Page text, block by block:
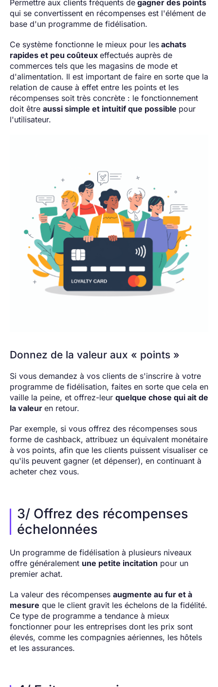
Permettre aux clients fréquents de gagner des points
qui se convertissent en récompenses est l'élément de
base d'un programme de fidélisation.
Ce système fonctionne le mieux pour les achats
rapides et peu coûteux effectués auprès de
commerces tels que les magasins de mode et
d'alimentation. Il est important de faire en sorte que la
relation de cause à effet entre les points et les
récompenses soit très concrète : le fonctionnement
doit être aussi simple et intuitif que possible pour
l'utilisateur.
Donnez de la valeur aux « points »
Si vous demandez à vos clients de s'inscrire à votre
programme de fidélisation, faites en sorte que cela en
vaille la peine, et offrez-leur quelque chose qui ait de
la valeur en retour.
Par exemple, si vous offrez des récompenses sous
forme de cashback, attribuez un équivalent monétaire
à vos points, afin que les clients puissent visualiser ce
qu'ils peuvent gagner (et dépenser), en continuant à
acheter chez vous.
3/ Offrez des récompenses
échelonnées
Un programme de fidélisation à plusieurs niveaux
offre généralement une petite incitation pour un
premier achat.
La valeur des récompenses augmente au fur et à
mesure que le client gravit les échelons de la fidélité.
Ce type de programme a tendance à mieux
fonctionner pour les entreprises dont les prix sont
élevés, comme les compagnies aériennes, les hôtels
et les assurances.